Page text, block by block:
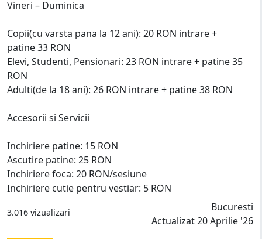
Vineri – Duminica
Copii(cu varsta pana la 12 ani): 20 RON intrare +
patine 33 RON
Elevi, Studenti, Pensionari: 23 RON intrare + patine 35
RON
Adulti(de la 18 ani): 26 RON intrare + patine 38 RON
Accesorii si Servicii
Inchiriere patine: 15 RON
Ascutire patine: 25 RON
Inchiriere foca: 20 RON/sesiune
Inchiriere cutie pentru vestiar: 5 RON
3.016 vizualizari
Bucuresti
Actualizat 20 Aprilie '26